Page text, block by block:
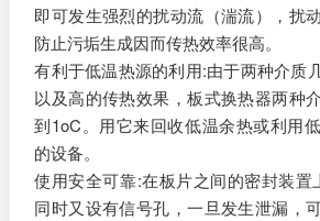
即可发生强烈的扰动流（湍流），扰
防止污垢生成因而传热效率很高。
有利于低温热源的利用:由于两种介质
以及高的传热效果，板式换热器两种
到1oC。用它来回收低温余热或利用
的设备。
使用安全可靠:在板片之间的密封装置
同时又设有信号孔，一旦发生泄漏，